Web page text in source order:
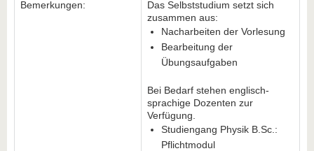
Bemerkungen:
Das Selbststudium setzt sich
zusammen aus:
Nacharbeiten der Vorlesung
Bearbeitung der
Übungsaufgaben
Bei Bedarf stehen englisch-
sprachige Dozenten zur
Verfügung.
Studiengang Physik B.Sc.:
Pflichtmodul